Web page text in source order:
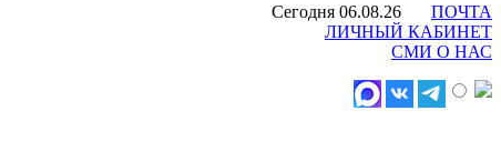
Сегодня 06.08.26
ПОЧТА
ЛИЧНЫЙ КАБИНЕТ
СМИ О НАС